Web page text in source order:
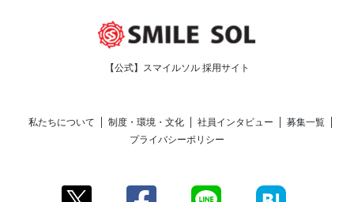
【公式】スマイルソル 採用サイト
私たちについて 制度・環境・文化 社員インタビュー
募集一覧
プライバシーポリシー